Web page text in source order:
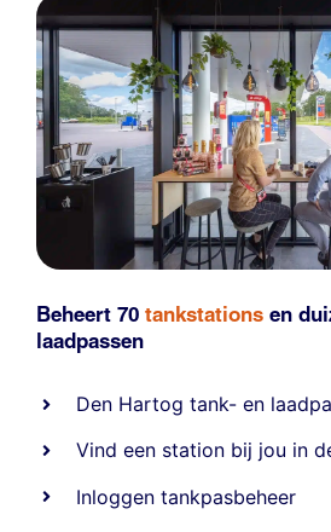
Beheert 70 tankstations en
laadpassen
Den Hartog tank- en
Vind een station bij jou in
Inloggen tankpasbeheer